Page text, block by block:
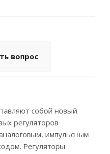
вопрос
собой новый
регуляторов
импульсным
Регуляторы